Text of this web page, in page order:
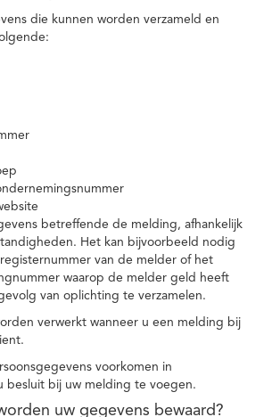
die kunnen worden verzameld en
betreffende de melding, afhankelijk
Het kan bijvoorbeeld nodig
van de melder of het
waarop de melder geld heeft
van oplichting te verzamelen.
verwerkt wanneer u een melding bij
voorkomen in
besluit bij uw melding te voegen.
uw gegevens bewaard?